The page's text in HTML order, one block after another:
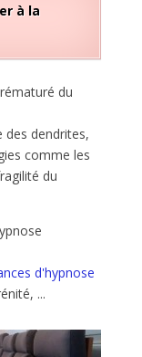
à la
du
des dendrites,
comme les
du
d'hypnose
...